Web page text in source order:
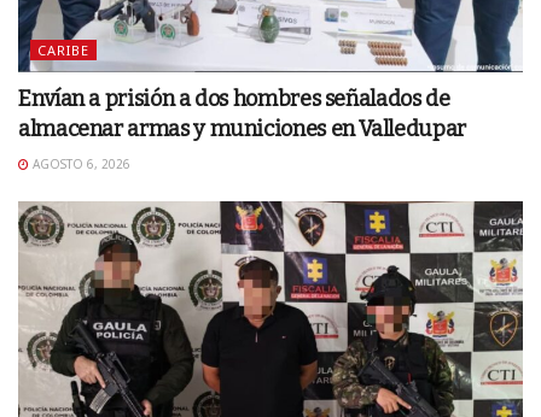
CARIBE
Envían a prisión a dos hombres señalados de
almacenar armas y municiones en Valledupar
AGOSTO 6, 2026